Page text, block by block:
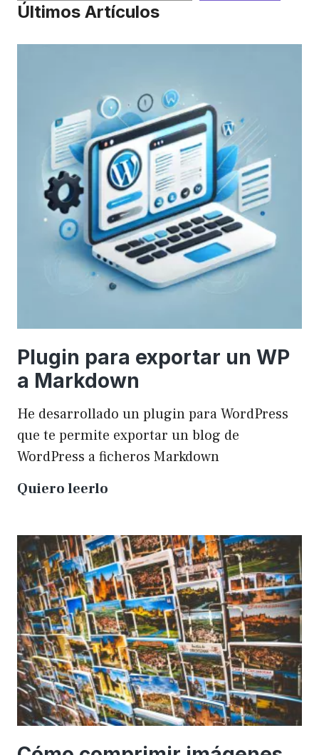
Últimos Artículos
Plugin para exportar un WP
a Markdown
He desarrollado un plugin para WordPress
que te permite exportar un blog de
WordPress a ficheros Markdown
Quiero leerlo
exportar
un
WP
a
Markdown